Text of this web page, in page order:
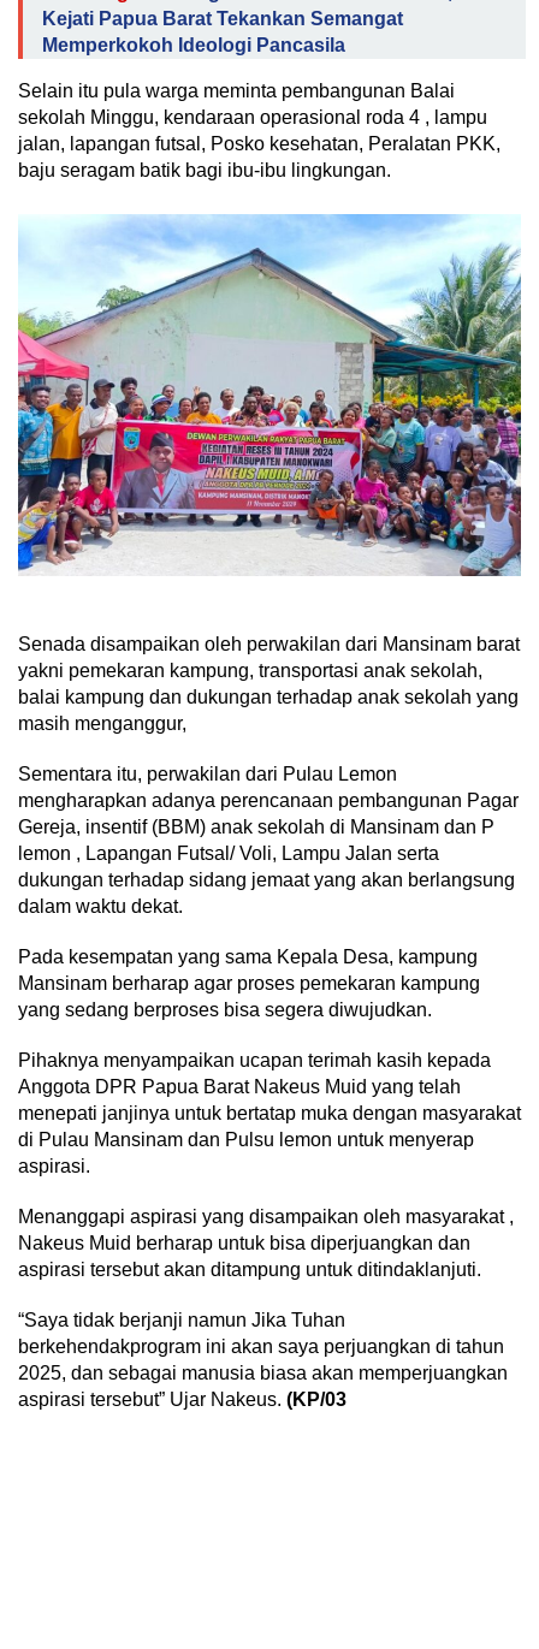
Kejati Papua Barat Tekankan Semangat
Memperkokoh Ideologi Pancasila
Selain itu pula warga meminta pembangunan Balai
sekolah Minggu, kendaraan operasional roda 4 , lampu
jalan, lapangan futsal, Posko kesehatan, Peralatan PKK,
baju seragam batik bagi ibu-ibu lingkungan.
Senada disampaikan oleh perwakilan dari Mansinam barat
yakni pemekaran kampung, transportasi anak sekolah,
balai kampung dan dukungan terhadap anak sekolah yang
masih menganggur,
Sementara itu, perwakilan dari Pulau Lemon
mengharapkan adanya perencanaan pembangunan Pagar
Gereja, insentif (BBM) anak sekolah di Mansinam dan P
lemon , Lapangan Futsal/ Voli, Lampu Jalan serta
dukungan terhadap sidang jemaat yang akan berlangsung
dalam waktu dekat.
Pada kesempatan yang sama Kepala Desa, kampung
Mansinam berharap agar proses pemekaran kampung
yang sedang berproses bisa segera diwujudkan.
Pihaknya menyampaikan ucapan terimah kasih kepada
Anggota DPR Papua Barat Nakeus Muid yang telah
menepati janjinya untuk bertatap muka dengan masyarakat
di Pulau Mansinam dan Pulsu lemon untuk menyerap
aspirasi.
Menanggapi aspirasi yang disampaikan oleh masyarakat ,
Nakeus Muid berharap untuk bisa diperjuangkan dan
aspirasi tersebut akan ditampung untuk ditindaklanjuti.
“Saya tidak berjanji namun Jika Tuhan
berkehendakprogram ini akan saya perjuangkan di tahun
2025, dan sebagai manusia biasa akan memperjuangkan
aspirasi tersebut” Ujar Nakeus. (KP/03